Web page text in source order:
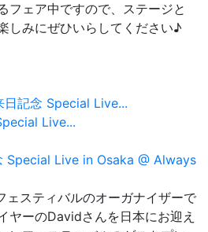
フェア中ですので、ステージと
しみにぜひいらしてください♪
記念 Special Live...
Live...
ェスティバルのオーガナイザーで
ヤーのDavidさんを日本にお迎え